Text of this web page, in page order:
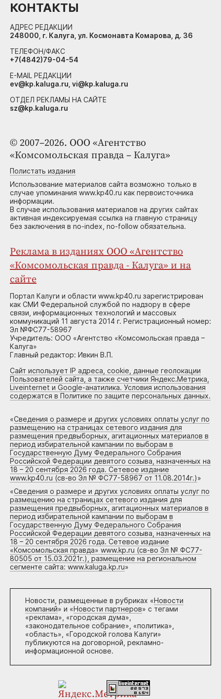
© 2007–2026. ООО «Агентство
«Комсомольская правда – Калуга»
Полистать издания
Использование материалов сайта возможно только в
случае упоминания www.kp40.ru как первоисточника
информации.
В случае использования материалов на других сайтах
активная индексируемая ссылка на главную страницу
без заключения в no-index, no-follow обязательна.
Реклама в изданиях ООО «Агентство
«Комсомольская правда - Калуга» и на
сайте
Портал Калуги и области www.kp40.ru зарегистрирован
как СМИ Федеральной службой по надзору в сфере
связи, информационных технологий и массовых
коммуникаций 11 августа 2014 г. Регистрационный номер:
Эл №ФС77-58967
Учредитель: ООО «Агентство «Комсомольская правда –
Калуга»
Главный редактор: Ивкин В.П.
Сайт использует IP адреса, cookie, данные геолокации
Пользователей сайта, а также счетчики Яндекс.Метрика,
Liveinternet и Google-анатилика. Условия использования
содержатся в Политике по защите персональных данных.
«Сведения о размере и других условиях оплаты услуг по
размещению на страницах сетевого издания для
размещения предвыборных, агитационных материалов в
период избирательной кампании по выборам в
Государственную Думу Федерального Собрания
Российской Федерации девятого созыва, назначенных на
18 – 20 сентября 2026 года. Сетевое издание
www.kp40.ru (св-во Эл № ФС77-58967 от 11.08.2014г.)»
«Сведения о размере и других условиях оплаты услуг по
размещению на страницах сетевого издания для
размещения предвыборных, агитационных материалов в
период избирательной кампании по выборам в
Государственную Думу Федерального Собрания
Российской Федерации девятого созыва, назначенных на
18 – 20 сентября 2026 года. Сетевое издание
«Комсомольская правда» www.kp.ru (св-во Эл № ФС77-
80505 от 15.03.2021г.), размещение на региональном
сегменте сайта: www.kaluga.kp.ru»
Новости, размещенные в рубриках «Новости
компаний» и «Новости партнеров» с тегами
«реклама», «городская дума»,
«законодательное собрание», «политика»,
«область», «Городской голова Калуги»
публикуются на договорной, рекламно-
информационной основе.
КОНТАКТЫ
АДРЕС РЕДАКЦИИ
248000, г. Калуга, ул. Космонавта Комарова, д. 36
ТЕЛЕФОН/ФАКС
+7(4842)79-04-54
E-MAIL РЕДАКЦИИ
ev@kp.kaluga.ru, vi@kp.kaluga.ru
ОТДЕЛ РЕКЛАМЫ НА САЙТЕ
sz@kp.kaluga.ru